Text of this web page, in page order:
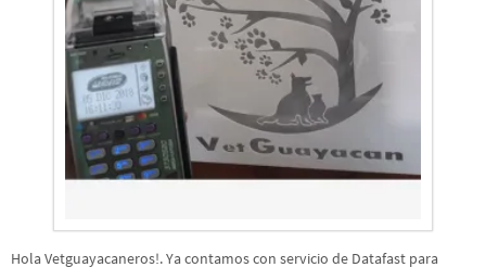
Hola Vetguayacaneros!. Ya contamos con servicio de Datafast para